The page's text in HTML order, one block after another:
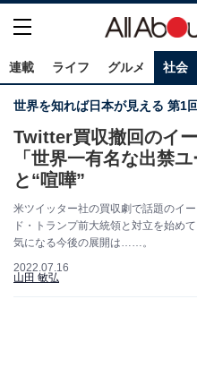
連載 ライフ グルメ 社会
世界を知れば日本が見える 第1回
Twitter買収撤回のイ
「世界一有名な出禁
と“喧嘩”
米ツイッター社の買収劇で話題のイ
ド・トランプ前大統領と対立を始め
気になる今後の展開は……。
2022.07.16
山田 敏弘